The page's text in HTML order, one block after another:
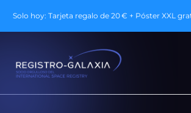
Solo hoy: Tarjeta regalo de 20 € + Póster XXL gratis